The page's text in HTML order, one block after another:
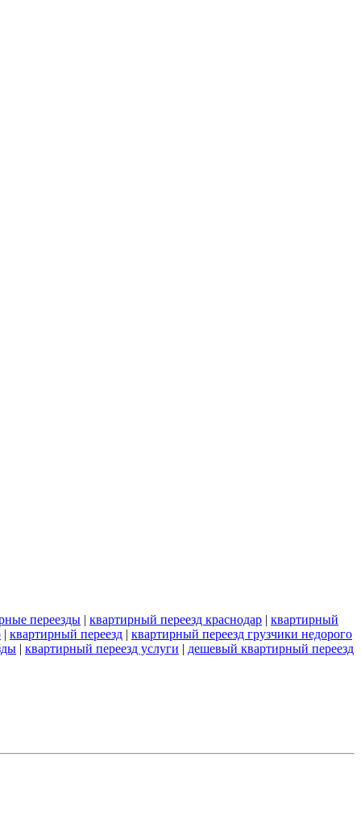
переезды | квартирный переезд краснодар | квартирный
| квартирный переезд | квартирный переезд грузчики недорого
| квартирный переезд услуги | дешевый квартирный переезд